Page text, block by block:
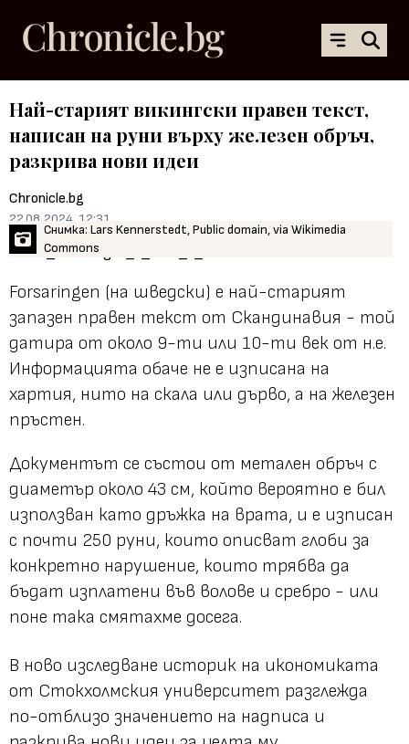
Най-старият викингски правен текст,
написан на руни върху железен обръч,
разкрива нови идеи
Chronicle.bg
22.08.2024, 12:31
Снимка: Lars Kennerstedt, Public domain, via Wikimedia
Commons
Forsaringen (на шведски) е най-старият
запазен правен текст от Скандинавия - той
датира от около 9-ти или 10-ти век от н.е.
Информацията обаче не е изписана на
хартия, нито на скала или дърво, а на железен
пръстен.
Документът се състои от метален обръч с
диаметър около 43 см, който вероятно е бил
използван като дръжка на врата, и е изписан
с почти 250 руни, които описват глоби за
конкретно нарушение, които трябва да
бъдат изплатени във волове и сребро - или
поне така смятахме досега.
В ново изследване историк на икономиката
от Стокхолмския университет разглежда
по-отблизо значението на надписа и